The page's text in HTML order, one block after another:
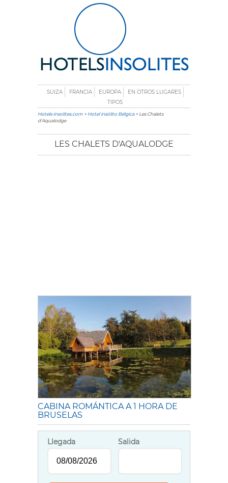
SUIZA FRANCIA EUROPA
EN OTROS LUGARES
TIPOS
Hotels-insolites.com >Hotel insólito Bélgica> Les Chalets
d'Aqualodge
LES CHALETS D'AQUALODGE
CABINA ROMÁNTICA A 1 HORA DE
BRUSELAS
Llegada Salida